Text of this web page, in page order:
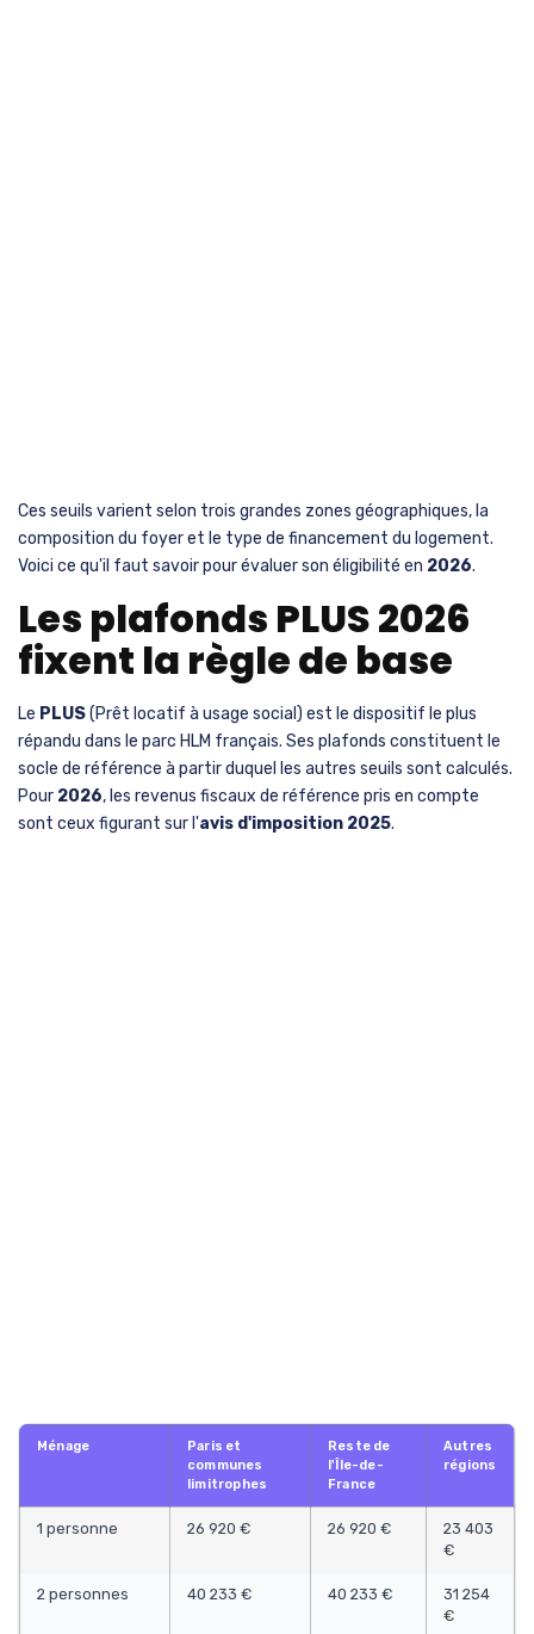
Ces seuils varient selon trois grandes zones géographiques, la
composition du foyer et le type de financement du logement.
Voici ce qu'il faut savoir pour évaluer son éligibilité en 2026.
Les plafonds PLUS 2026
fixent la règle de base
Le PLUS(Prêt locatif à usage social) est le dispositif le plus
répandu dans le parc HLM français. Ses plafonds constituent le
socle de référence à partir duquel les autres seuils sont calculés.
Pour 2026, les revenus fiscaux de référence pris en compte
sont ceux figurant sur l'avis d'imposition 2025.
Ménage
Paris et
communes
limitrophes
Reste de
l'Île-de-
France
Autres
régions
1 personne 26 920 € 26 920 €
23 403
€
2 personnes 40 233 € 40 233 €
31 254
€